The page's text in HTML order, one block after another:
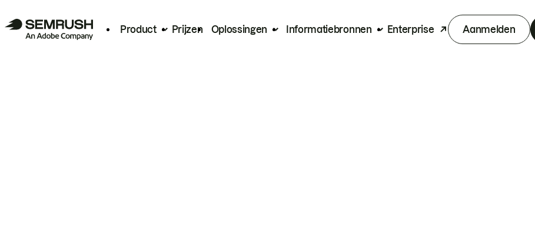
Product Prijzen Oplossingen Informatiebronnen Enterprise Aanmelden